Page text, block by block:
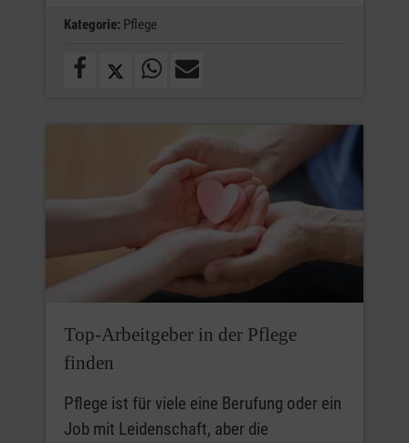
Kategorie: Pflege
Top-Arbeitgeber in der Pflege
finden
Pflege ist für viele eine Berufung oder ein
Job mit Leidenschaft, aber die